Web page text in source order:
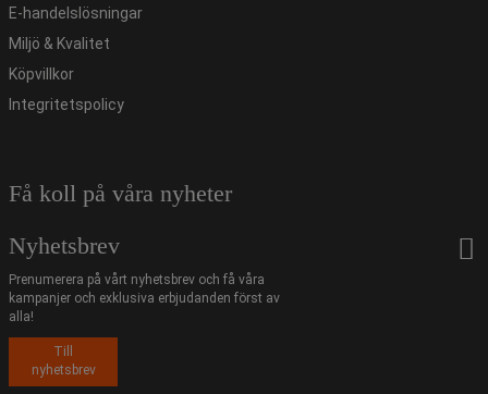
E-handelslösningar
Miljö & Kvalitet
Köpvillkor
Integritetspolicy
Få koll på våra nyheter
Nyhetsbrev
Prenumerera på vårt nyhetsbrev och få våra
kampanjer och exklusiva erbjudanden först av
alla!
Till
nyhetsbrev